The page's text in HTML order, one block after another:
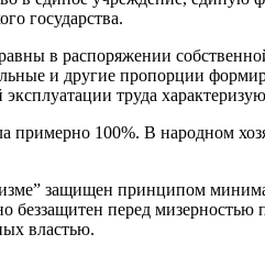
государства.
в распоряжении
и другие про­порции
эксплуатации труда
100%. В народном
защищен принципом
беззащитен перед
властью.